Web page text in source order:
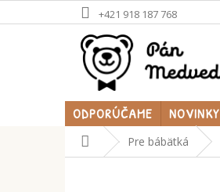
na
+421 918 187 768
ODPORÚČAME NOVINKY
DomovPre bábätká